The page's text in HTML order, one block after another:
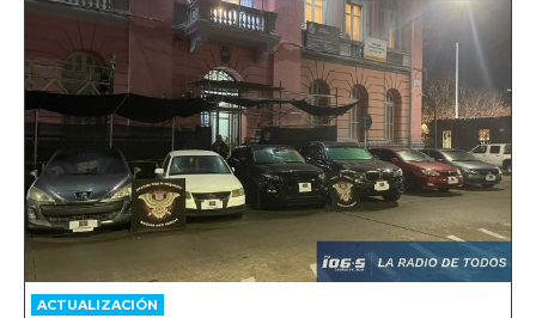
ACTUALIZACIÓN